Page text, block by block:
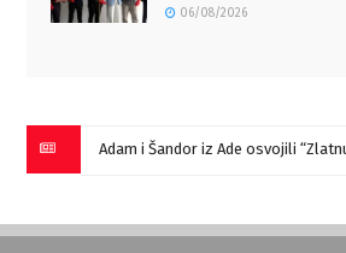
06/08/2026